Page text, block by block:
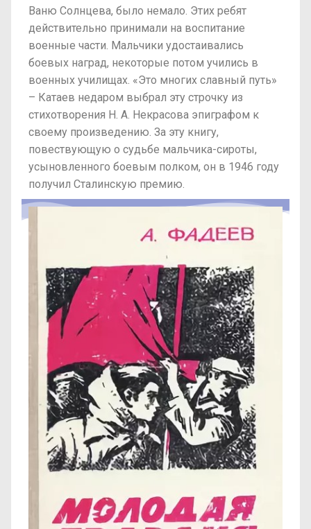
Ваню Солнцева, было немало. Этих ребят
действительно принимали на воспитание
военные части. Мальчики удостаивались
боевых наград, некоторые потом учились в
военных училищах. «Это многих славный путь»
– Катаев недаром выбрал эту строчку из
стихотворения Н. А. Некрасова эпиграфом к
своему произведению. За эту книгу,
повествующую о судьбе мальчика-сироты,
усыновленного боевым полком, он в 1946 году
получил Сталинскую премию.